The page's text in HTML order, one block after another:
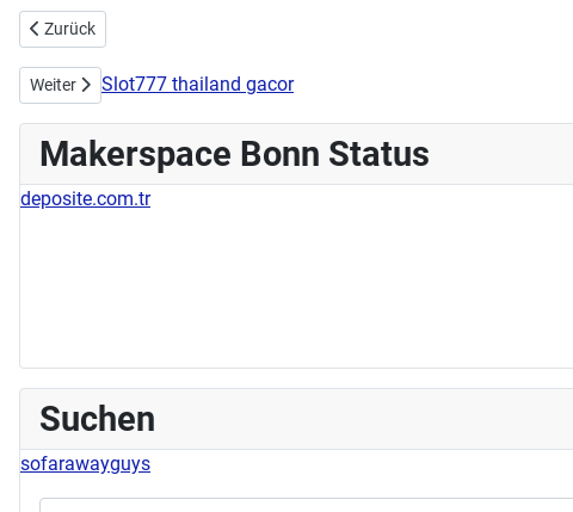
Vorheriger Beitrag: Workshops zur Demystifizierung IT
Zurück
Nächster Beitrag: Workshop Tassen designen am 23.06.2024
Weiter Slot777 thailand gacor
Makerspace Bonn Status
deposite.com.tr
Suchen
sofarawayguys